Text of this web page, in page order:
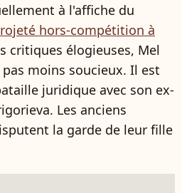
à l'affiche du
hors-compétition à
critiques élogieuses, Mel
moins soucieux. Il est
juridique avec son ex-
Les anciens
la garde de leur fille